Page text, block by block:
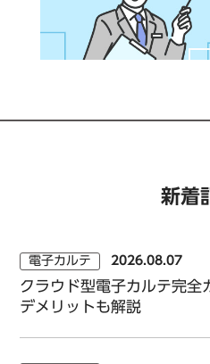
新着
電子カルテ 2026.08.07
クラウド型電子カルテ完全
デメリットも解説